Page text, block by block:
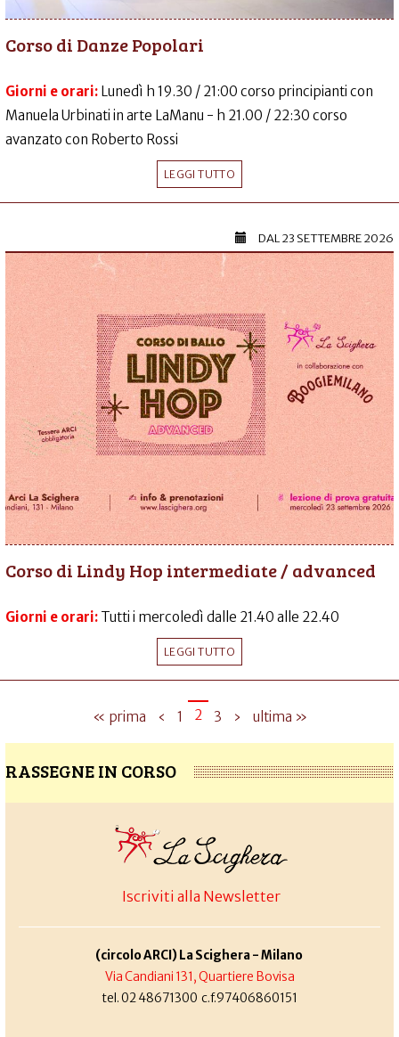
Corso di Danze Popolari
Giorni e orari: Lunedì h 19.30 / 21:00 corso principianti con
Manuela Urbinati in arte LaManu - h 21.00 / 22:30 corso
avanzato con Roberto Rossi
LEGGI TUTTO
DAL23 SETTEMBRE 2026
Corso di Lindy Hop intermediate / advanced
Giorni e orari: Tutti i mercoledì dalle 21.40 alle 22.40
LEGGI TUTTO
« prima ‹ 1 2 3 › ultima »
RASSEGNE IN CORSO
Iscriviti alla Newsletter
(circolo ARCI) La Scighera - Milano
Via Candiani 131, Quartiere Bovisa
tel. 02 48671300 c.f.97406860151